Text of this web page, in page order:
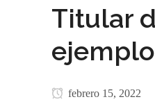
Titular
ejemplo
febrero 15, 2022